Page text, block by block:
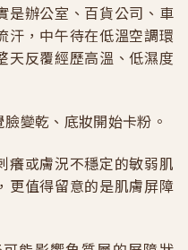
是辦公室、百貨公司、車
汗，中午待在低溫空調環
天反覆經歷高溫、低濕度
變乾、底妝開始卡粉。
癢或膚況不穩定的敏弱肌
更值得留意的是肌膚屏障